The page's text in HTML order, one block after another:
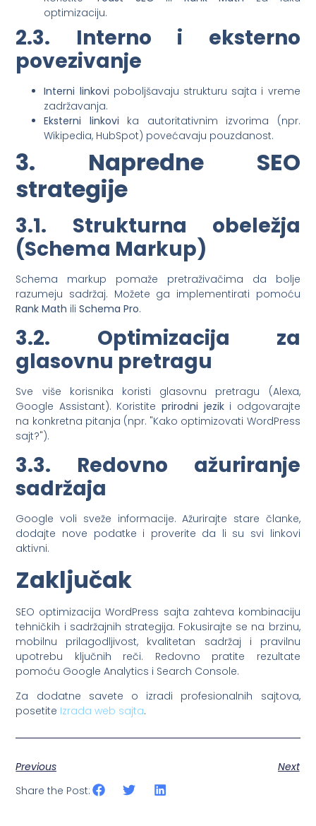
optimizaciju.
2.3. Interno i eksterno
povezivanje
Interni linkovi poboljšavaju strukturu sajta i vreme
zadržavanja.
Eksterni linkovi ka autoritativnim izvorima (npr.
Wikipedia, HubSpot) povećavaju pouzdanost.
3. Napredne SEO
strategije
3.1. Strukturna obeležja
(Schema Markup)
Schema markup pomaže pretraživačima da bolje
razumeju sadržaj. Možete ga implementirati pomoću
Rank Math iliSchema Pro.
3.2. Optimizacija za
glasovnu pretragu
Sve više korisnika koristi glasovnu pretragu (Alexa,
Google Assistant). Koristite prirodni jeziki odgovarajte
na konkretna pitanja (npr. "Kako optimizovati WordPress
sajt?").
3.3. Redovno ažuriranje
sadržaja
Google voli sveže informacije. Ažurirajte stare članke,
dodajte nove podatke i proverite da li su svi linkovi
aktivni.
Zaključak
SEO optimizacija WordPress sajta zahteva kombinaciju
tehničkih i sadržajnih strategija. Fokusirajte se na brzinu,
mobilnu prilagodljivost, kvalitetan sadržaj i pravilnu
upotrebu ključnih reči. Redovno pratite rezultate
pomoću Google Analytics i Search Console.
Za dodatne savete o izradi profesionalnih sajtova,
posetite Izrada web sajta.
Previous
Next
Share the Post: